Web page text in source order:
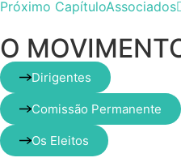
Próximo CapítuloAssociados
O
Dirigentes
Comissão Permanente
Os Eleitos